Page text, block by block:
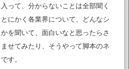
って、分からないことは全部聞く
にかく各業界について、どんなシ
を聞いて、面白いなと思ったらさ
せてみたり、そうやって脚本のネ
す。